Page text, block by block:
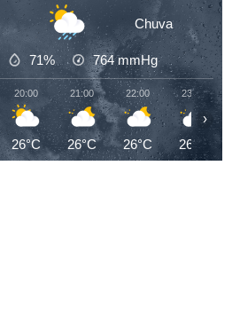
Chuva
71% 764mmHg
20:00
26°C
21:00
26°C
22:00
26°C
23:00
26°C
›